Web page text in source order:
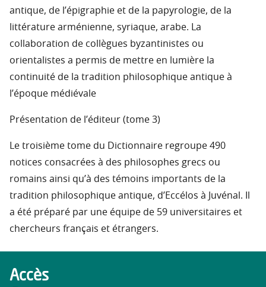
antique, de l’épigraphie et de la papyrologie, de la
littérature arménienne, syriaque, arabe. La
collaboration de collègues byzantinistes ou
orientalistes a permis de mettre en lumière la
continuité de la tradition philosophique antique à
l’époque médiévale
Présentation de l’éditeur (tome 3)
Le troisième tome du Dictionnaire regroupe 490
notices consacrées à des philosophes grecs ou
romains ainsi qu’à des témoins importants de la
tradition philosophique antique, d’Eccélos à Juvénal. Il
a été préparé par une équipe de 59 universitaires et
chercheurs français et étrangers.
Accès